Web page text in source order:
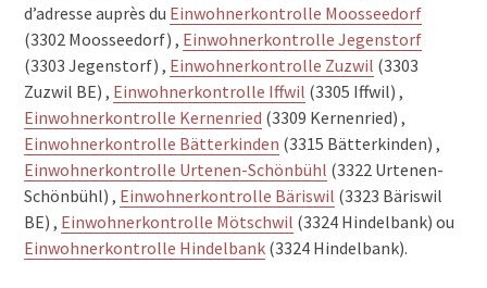
d’adresse auprès du Einwohnerkontrolle Moosseedorf
(3302 Moosseedorf) , Einwohnerkontrolle Jegenstorf
(3303 Jegenstorf) , Einwohnerkontrolle Zuzwil (3303
Zuzwil BE) , Einwohnerkontrolle Iffwil (3305 Iffwil) ,
Einwohnerkontrolle Kernenried (3309 Kernenried) ,
Einwohnerkontrolle Bätterkinden (3315 Bätterkinden) ,
Einwohnerkontrolle Urtenen-Schönbühl (3322 Urtenen-
Schönbühl) , Einwohnerkontrolle Bäriswil (3323 Bäriswil
BE) , Einwohnerkontrolle Mötschwil (3324 Hindelbank) ou
Einwohnerkontrolle Hindelbank (3324 Hindelbank).